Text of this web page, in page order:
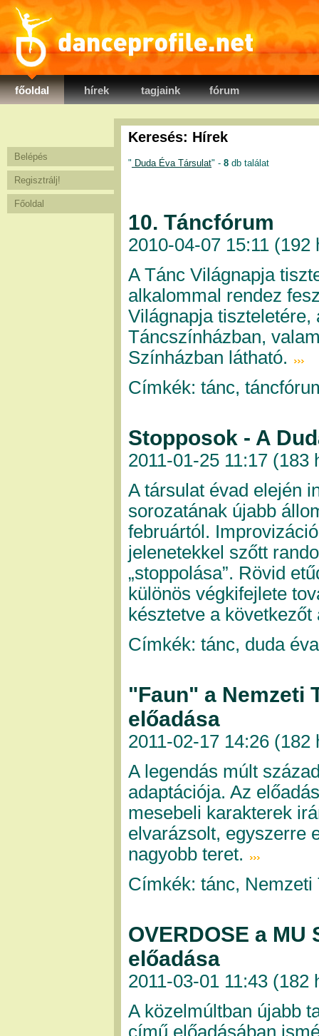
danceprofile.net
főoldal hírek tagjaink fórum
Belépés
Regisztrálj!
Főoldal
Keresés: Hírek
" Duda Éva Társulat" - 8 db találat
10. Táncfórum
2010-04-07 15:11 (192
A Tánc Világnapja
alkalommal rendez
Világnapja
Táncszínházban,
Színházban látható.
Címkék: tánc,
Stopposok - A
2011-01-25 11:17 (183
A társulat évad elején
sorozatának újabb
februártól.
jelenetekkel szőtt
„stoppolása”. Rövid
különös végkifejlete
késztetve a
Címkék: tánc, duda
"Faun" a Nemzeti
előadása
2011-02-17 14:26 (182
A legendás múlt
adaptációja. Az
mesebeli karakterek
elvarázsolt, egyszerre
nagyobb teret.
Címkék: tánc,
OVERDOSE a
előadása
2011-03-01 11:43 (182
A közelmúltban újabb
című előadásában